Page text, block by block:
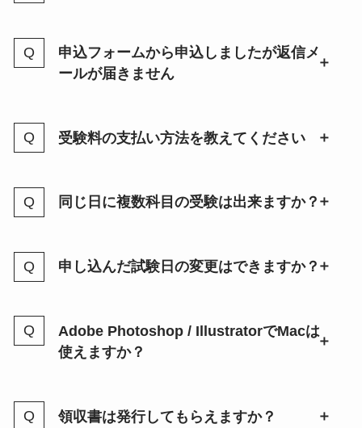
申込フォームから申込しましたが返信メ
ールが届きません
受験料の支払い方法を教えてください
同じ日に複数科目の受験は出来ますか？
申し込んだ試験日の変更はできますか？
Adobe Photoshop / IllustratorでMacは
使えますか？
領収書は発行してもらえますか？